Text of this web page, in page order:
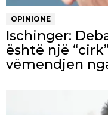
OPINIONE
Ischinger:
është një
vëmendjen